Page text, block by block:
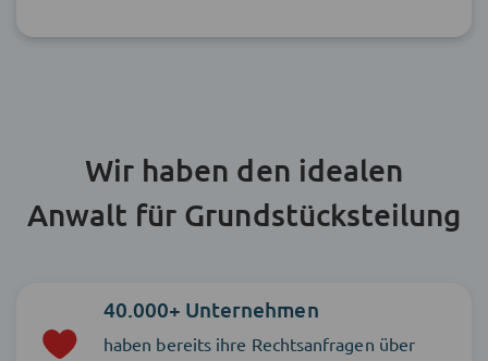
Wir haben den idealen
Anwalt für Grundstücksteilung
40.000+ Unternehmen
haben bereits ihre Rechtsanfragen über